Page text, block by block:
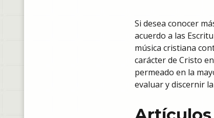
Si desea conocer
acuerdo a las
música cristiana
carácter de Cristo
permeado en la
evaluar y discernir